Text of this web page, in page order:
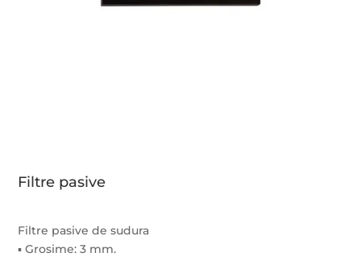
Filtre pasive
Filtre pasive de sudura
▪ Grosime: 3 mm.